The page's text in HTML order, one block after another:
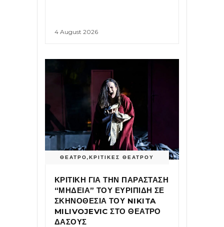
4 August 2026
ΘΕΑΤΡΟ,ΚΡΙΤΙΚΕΣ ΘΕΑΤΡΟΥ
ΚΡΙΤΙΚΗ ΓΙΑ ΤΗΝ ΠΑΡΑΣΤΑΣΗ
“ΜΗΔΕΙΑ” ΤΟΥ ΕΥΡΙΠΙΔΗ ΣΕ
ΣΚΗΝΟΘΕΣΙΑ ΤΟΥ NIKITA
MILIVOJEVIC ΣΤΟ ΘΕΑΤΡΟ
ΔΑΣΟΥΣ